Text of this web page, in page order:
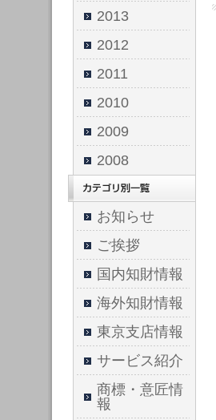
2013
2012
2011
2010
2009
2008
お知らせ
ご挨拶
国内知財情報
海外知財情報
東京支店情報
サービス紹介
商標・意匠情
報